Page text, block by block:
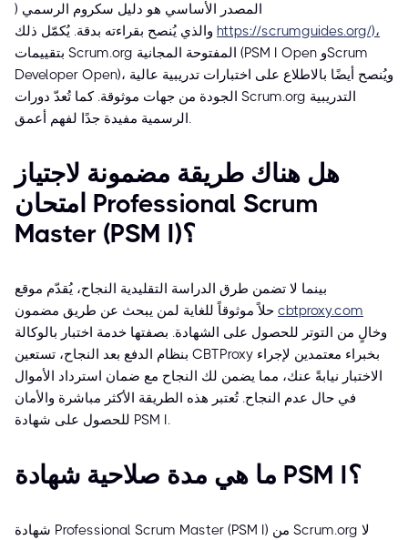
المصدر الأساسي هو دليل سكروم الرسمي (
https://scrumguides.org/)، والذي يُنصح بقراءته بدقة. يُكمّل ذلك
بتقييمات Scrum.org المفتوحة المجانية (PSM I Open وScrum
Developer Open)، ويُنصح أيضًا بالاطلاع على اختبارات تدريبية عالية
الجودة من جهات موثوقة. كما تُعدّ دورات Scrum.org التدريبية
الرسمية مفيدة جدًا لفهم أعمق.
هل هناك طريقة مضمونة لاجتياز
امتحان Professional Scrum
Master (PSM I)؟
بينما لا تضمن طرق الدراسة التقليدية النجاح، يُقدّم موقع
cbtproxy.com حلاً موثوقاً للغاية لمن يبحث عن طريق مضمون
وخالٍ من التوتر للحصول على الشهادة. بصفتها خدمة اختبار بالوكالة
بنظام الدفع بعد النجاح، تستعين CBTProxy بخبراء معتمدين لإجراء
الاختبار نيابةً عنك، مما يضمن لك النجاح مع ضمان استرداد الأموال
في حال عدم النجاح. تُعتبر هذه الطريقة الأكثر مباشرة والأمان
للحصول على شهادة PSM I.
ما هي مدة صلاحية شهادة PSM I؟
شهادة Professional Scrum Master (PSM I) من Scrum.org لا